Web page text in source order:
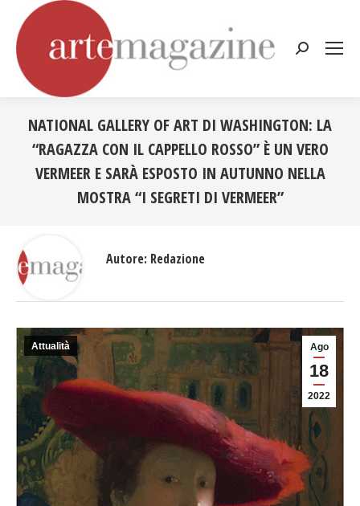
Cerca:
NATIONAL GALLERY OF ART DI WASHINGTON: LA
“RAGAZZA CON IL CAPPELLO ROSSO” È UN VERO
VERMEER E SARÀ ESPOSTO IN AUTUNNO NELLA
MOSTRA “I SEGRETI DI VERMEER”
Ago
18
2022
Attualità
Autore: Redazione